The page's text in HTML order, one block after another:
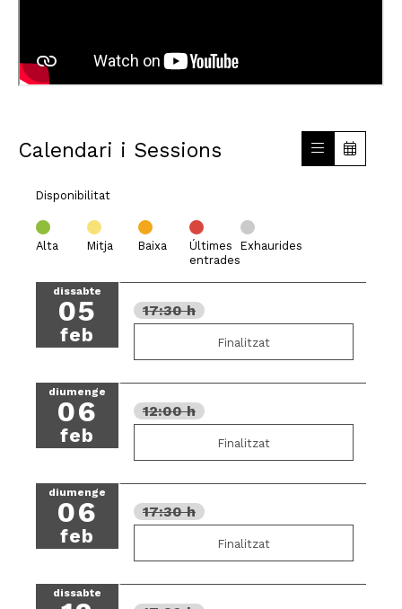
Calendari i Sessions
Disponibilitat
Alta Mitja Baixa
Últimes
entrades
Exhaurides
dissabte
05
feb
17:30 h
Finalitzat
diumenge
06
feb
12:00 h
Finalitzat
diumenge
06
feb
17:30 h
Finalitzat
dissabte